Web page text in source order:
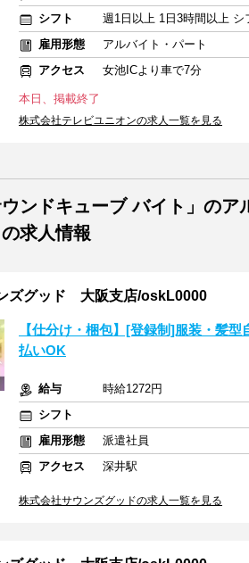
シフト
週1日以上 1日3時間以上 シ
雇用形態
アルバイト・パート
アクセス
女池ICより車で7分
本日、掲載終了
株式会社テレビユニオンの求人一覧を見る
ウンドキューブ バイト」の
求人情報
ズグッド 大阪支店/oskL0000
【仕分け・梱包】[登録制]服装・髪
払いOK
給与
時給1272円
シフト
雇用形態
派遣社員
アクセス
深井駅
株式会社サウンズグッドの求人一覧を見る